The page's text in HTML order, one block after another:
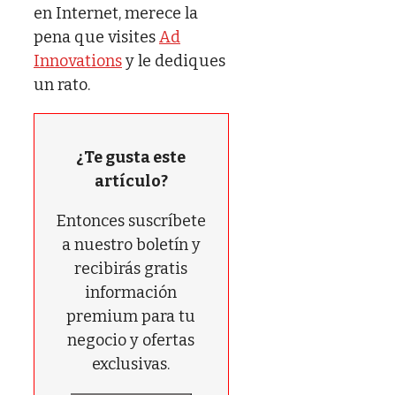
en Internet, merece la
pena que visitesAd
Innovationsy le dediques
un rato.
¿Te gusta este
artículo?
Entonces suscríbete
a nuestro boletín y
recibirás gratis
información
premium para tu
negocio y ofertas
exclusivas.